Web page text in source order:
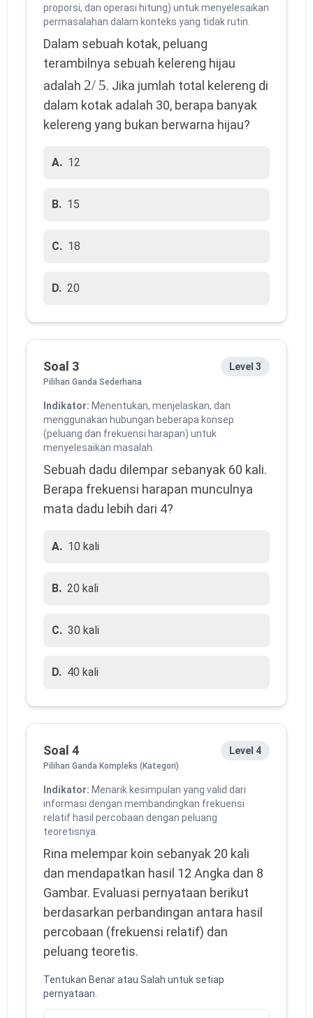
proporsi, dan operasi hitung) untuk menyelesaikan
permasalahan dalam konteks yang tidak rutin.
Dalam sebuah kotak, peluang
terambilnya sebuah kelereng hijau
adalah
2 /5
. Jika jumlah total kelereng di
dalam kotak adalah 30, berapa banyak
kelereng yang bukan berwarna hijau?
A. 12
B. 15
C. 18
D. 20
Soal 3
Pilihan Ganda Sederhana
Level 3
Indikator: Menentukan, menjelaskan, dan
menggunakan hubungan beberapa konsep
(peluang dan frekuensi harapan) untuk
menyelesaikan masalah.
Sebuah dadu dilempar sebanyak 60 kali.
Berapa frekuensi harapan munculnya
mata dadu lebih dari 4?
A. 10 kali
B. 20 kali
C. 30 kali
D. 40 kali
Soal 4
Pilihan Ganda Kompleks (Kategori)
Level 4
Indikator: Menarik kesimpulan yang valid dari
informasi dengan membandingkan frekuensi
relatif hasil percobaan dengan peluang
teoretisnya.
Rina melempar koin sebanyak 20 kali
dan mendapatkan hasil 12 Angka dan 8
Gambar. Evaluasi pernyataan berikut
berdasarkan perbandingan antara hasil
percobaan (frekuensi relatif) dan
peluang teoretis.
Tentukan Benar atau Salah untuk setiap
pernyataan.